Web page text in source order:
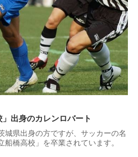
出身のカレンロバート
城県出身の方ですが、サッカーの名
船橋高校」を卒業されています。